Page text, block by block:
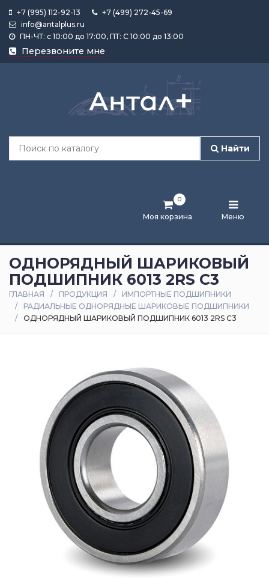
+7 (995) 112-92-13
+7 (499) 272-45-69
info@antalplus.ru
ПН-ЧТ: с 10:00 до 17:00, ПТ: С 10:00 до 13:00
Перезвоните мне
Найти
Моя корзина
0
Меню
Каталог
продукции
Лента
и
статьи
Оплата
доставка
ОДНОРЯДНЫЙ ШАРИКОВЫЙ
ПОДШИПНИК 6013 2RS C3
ГЛАВНАЯ ПРОДУКЦИЯ
ИМПОРТНЫЕ ПОДШИПНИКИ
РАДИАЛЬНЫЕ ОДНОРЯДНЫЕ ШАРИКОВЫЕ ПОДШИПНИКИ
ОДНОРЯДНЫЙ ШАРИКОВЫЙ ПОДШИПНИК 6013 2RS C3